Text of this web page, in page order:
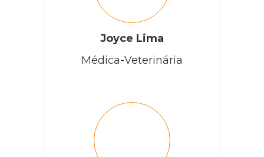
Joyce Lima
Médica-Veterinária